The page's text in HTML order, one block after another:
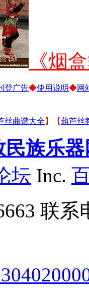
《烟
登广告◆使用说明◆网
丝曲谱大全 】【葫芦丝
民族乐器
坛 Inc.
联